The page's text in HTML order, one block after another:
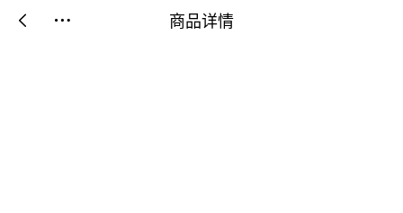
商品详情
 